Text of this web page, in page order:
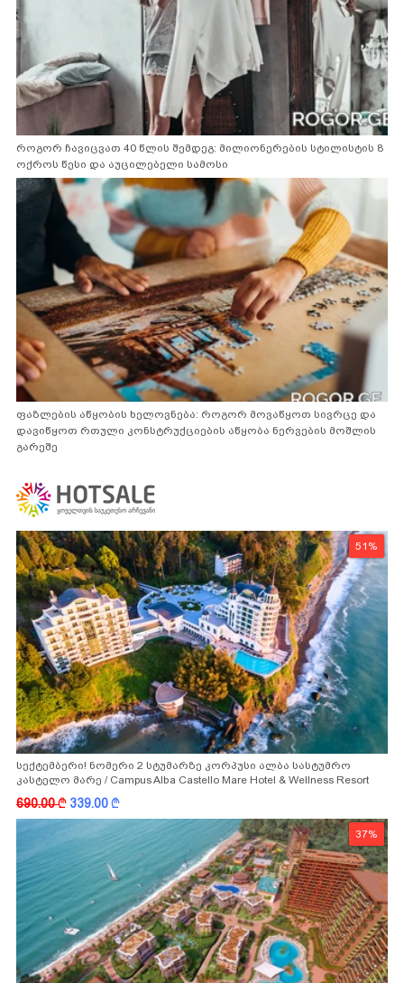
როგორ ჩავიცვათ 40 წლის შემდეგ: მილიონერების სტილისტის 8
ოქროს წესი და აუცილებელი სამოსი
ფაზლების აწყობის ხელოვნება: როგორ მოვაწყოთ სივრცე და
დავიწყოთ რთული კონსტრუქციების აწყობა ნერვების მოშლის
გარეშე
51%
სექტემბერი! ნომერი 2 სტუმარზე კორპუსი ალბა სასტუმრო
კასტელო მარე / Campus Alba Castello Mare Hotel & Wellness Resort
690.00k 339.00k
37%